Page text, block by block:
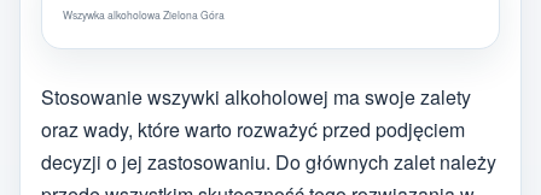
Wszywka alkoholowa Zielona Góra
Stosowanie wszywki alkoholowej ma swoje zalety
oraz wady, które warto rozważyć przed podjęciem
decyzji o jej zastosowaniu. Do głównych zalet należy